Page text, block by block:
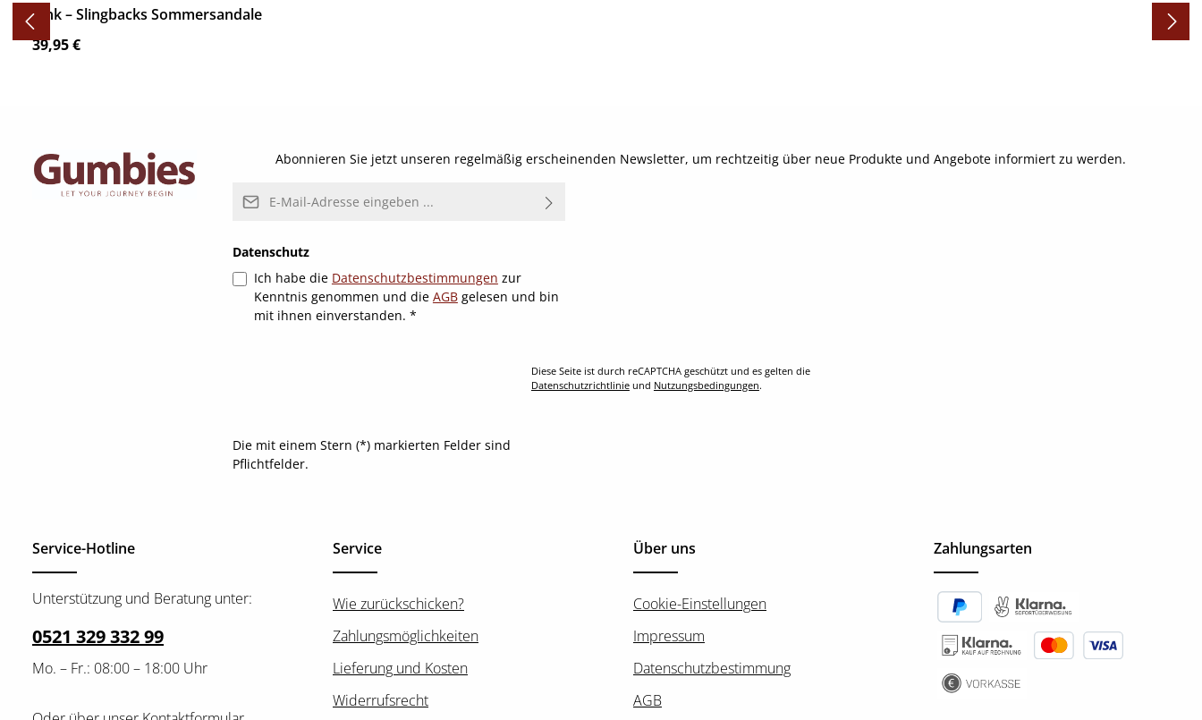
Pink – Slingbacks Sommersandale
Regulärer Preis:
39,95 €
Abonnieren Sie jetzt unseren regelmäßig erscheinenden Newsletter, um rechtzeitig über neue Produkte und Angebote informiert zu werden.
E-Mail-Adresse*
Datenschutz
Ich habe die Datenschutzbestimmungen zur
Kenntnis genommen und die AGBgelesen und bin
mit ihnen einverstanden. *
Diese Seite ist durch reCAPTCHA geschützt und es gelten die
Datenschutzrichtlinieund Nutzungsbedingungen.
Die mit einem Stern (*) markierten Felder sind
Pflichtfelder.
Service-Hotline
Unterstützung und Beratung unter:
0521 329 332 99
Mo. – Fr.: 08:00 – 18:00 Uhr
Service
Wie zurückschicken?
Zahlungsmöglichkeiten
Lieferung und Kosten
Widerrufsrecht
Über uns
Cookie-Einstellungen
Impressum
Datenschutzbestimmung
AGB
Zahlungsarten